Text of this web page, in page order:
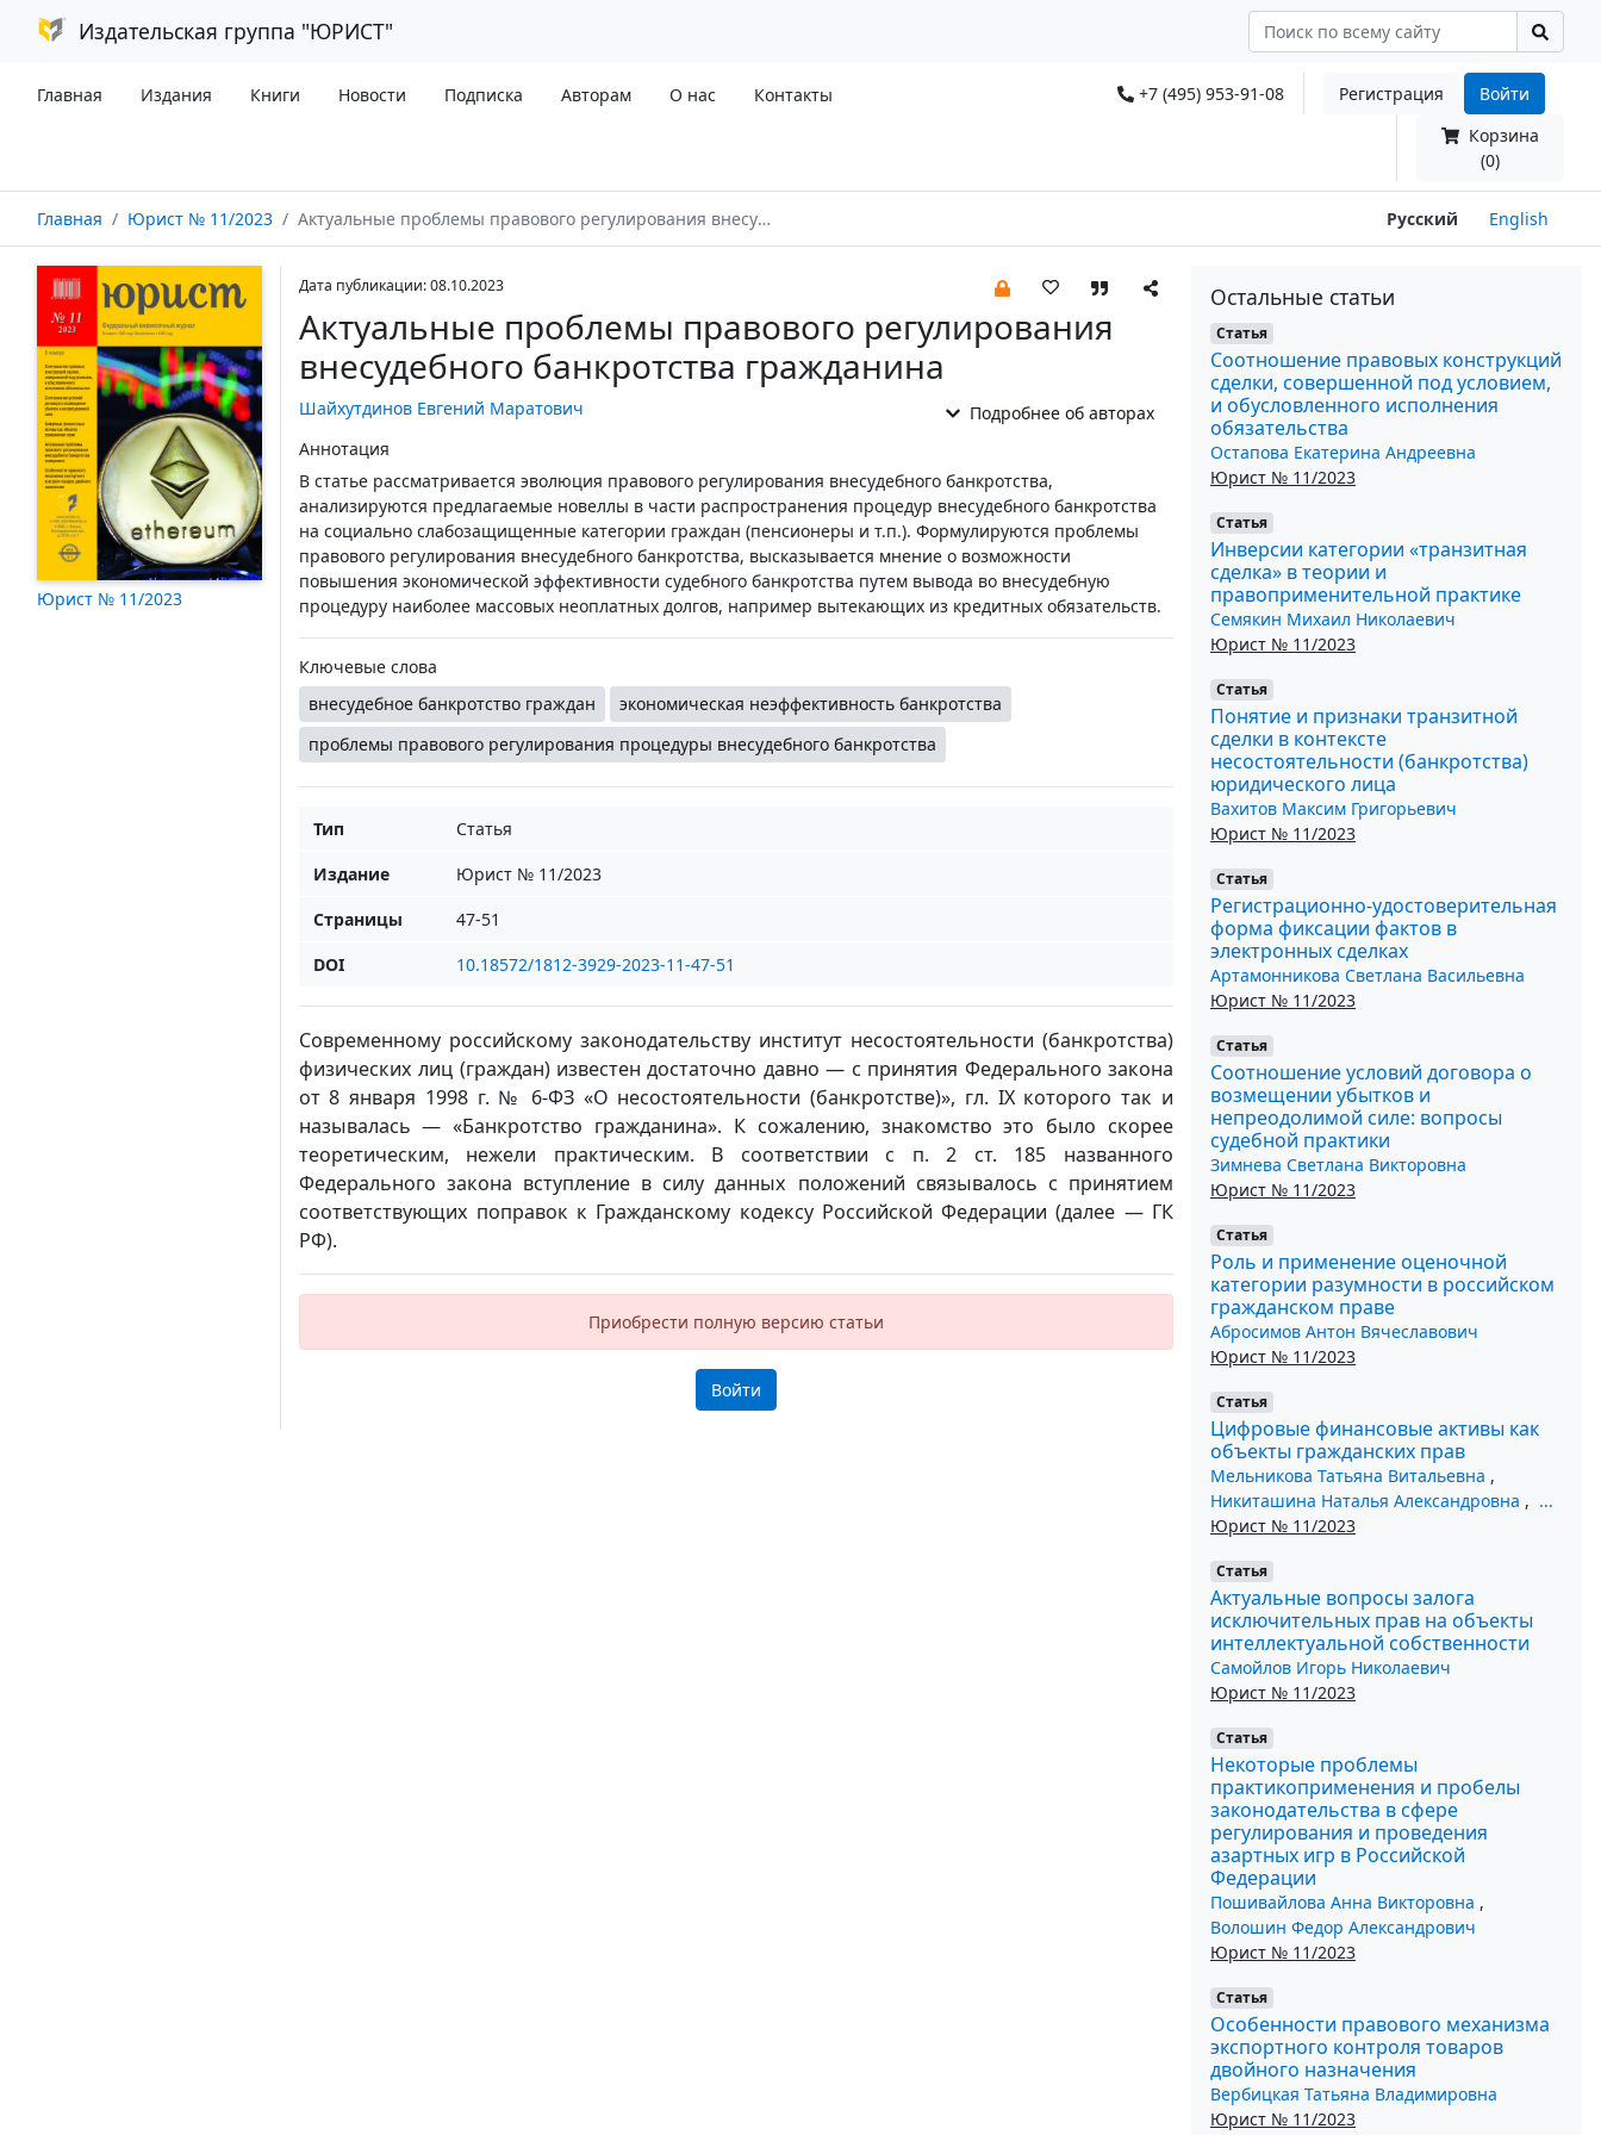
Издательская группа "ЮРИСТ"
Главная Издания Книги Новости Подписка Авторам О нас Контакты +7 (495) 953-91-08 Регистрация
Войти
Корзина
(0)
Главная Юрист № 11/2023 Актуальные проблемы правового регулирования внесудебного банкротства гражданина Русский English
Юрист № 11/2023
Дата публикации: 08.10.2023
Актуальные проблемы правового регулирования
внесудебного банкротства гражданина
Шайхутдинов Евгений Маратович
Подробнее об авторах
Аннотация
В статье рассматривается эволюция правового регулирования внесудебного банкротства,
анализируются предлагаемые новеллы в части распространения процедур внесудебного банкротства
на социально слабозащищенные категории граждан (пенсионеры и т.п.). Формулируются проблемы
правового регулирования внесудебного банкротства, высказывается мнение о возможности
повышения экономической эффективности судебного банкротства путем вывода во внесудебную
процедуру наиболее массовых неоплатных долгов, например вытекающих из кредитных обязательств.
Ключевые слова
внесудебное банкротство граждан
экономическая неэффективность банкротства
проблемы правового регулирования процедуры внесудебного банкротства
Тип
Статья
Издание
Юрист № 11/2023
Страницы
47-51
DOI
10.18572/1812-3929-2023-11-47-51
Современному российскому законодательству институт несостоятельности (банкротства)
физических лиц (граждан) известен достаточно давно — с принятия Федерального закона
от 8 января 1998 г. № 6-ФЗ «О несостоятельности (банкротстве)», гл. IX которого так и
называлась — «Банкротство гражданина». К сожалению, знакомство это было скорее
теоретическим, нежели практическим. В соответствии с п. 2 ст. 185 названного
Федерального закона вступление в силу данных положений связывалось с принятием
соответствующих поправок к Гражданскому кодексу Российской Федерации (далее — ГК
РФ).
Приобрести полную версию статьи
Войти
Остальные статьи
Статья
Соотношение правовых конструкций
сделки, совершенной под условием,
и обусловленного исполнения
обязательства
Остапова Екатерина Андреевна
Юрист № 11/2023
Статья
Инверсии категории «транзитная
сделка» в теории и
правоприменительной практике
Семякин Михаил Николаевич
Юрист № 11/2023
Статья
Понятие и признаки транзитной
сделки в контексте
несостоятельности (банкротства)
юридического лица
Вахитов Максим Григорьевич
Юрист № 11/2023
Статья
Регистрационно-удостоверительная
форма фиксации фактов в
электронных сделках
Артамонникова Светлана Васильевна
Юрист № 11/2023
Статья
Соотношение условий договора о
возмещении убытков и
непреодолимой силе: вопросы
судебной практики
Зимнева Светлана Викторовна
Юрист № 11/2023
Статья
Роль и применение оценочной
категории разумности в российском
гражданском праве
Абросимов Антон Вячеславович
Юрист № 11/2023
Статья
Цифровые финансовые активы как
объекты гражданских прав
Мельникова Татьяна Витальевна ,
Никиташина Наталья Александровна , ...
Юрист № 11/2023
Статья
Актуальные вопросы залога
исключительных прав на объекты
интеллектуальной собственности
Самойлов Игорь Николаевич
Юрист № 11/2023
Статья
Некоторые проблемы
практикоприменения и пробелы
законодательства в сфере
регулирования и проведения
азартных игр в Российской
Федерации
Пошивайлова Анна Викторовна ,
Волошин Федор Александрович
Юрист № 11/2023
Статья
Особенности правового механизма
экспортного контроля товаров
двойного назначения
Вербицкая Татьяна Владимировна
Юрист № 11/2023